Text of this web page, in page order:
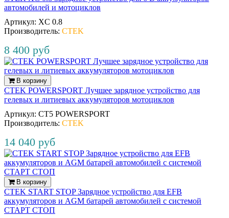
автомобилей и мотоциклов
Артикул: XC 0.8
Производитель: CTEK
8 400 руб
В корзину
CTEK POWERSPORT Лучшее зарядное устройство для
гелевых и литиевых аккумуляторов мотоциклов
Артикул: CT5 POWERSPORT
Производитель: CTEK
14 040 руб
В корзину
CTEK START STOP Зарядное устройство для EFB
аккумуляторов и AGM батарей автомобилей с системой
СТАРТ СТОП